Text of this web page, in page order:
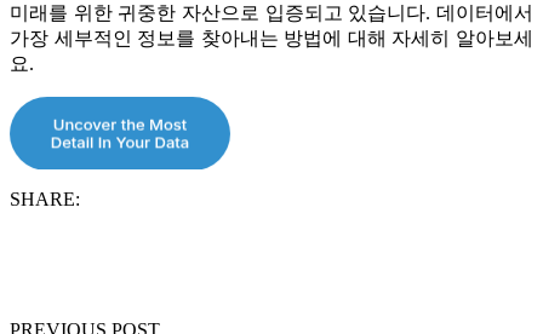
미래를 위한 귀중한 자산으로 입증되고 있습니다. 데이터에서
가장 세부적인 정보를 찾아내는 방법에 대해 자세히 알아보세
요.
SHARE:
PREVIOUS POST